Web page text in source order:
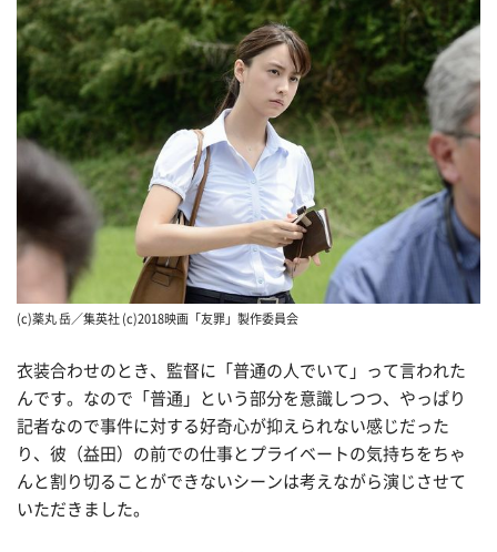
(c)薬丸 岳／集英社 (c)2018映画「友罪」製作委員会
衣装合わせのとき、監督に「普通の人でいて」って言われた
んです。なので「普通」という部分を意識しつつ、やっぱり
記者なので事件に対する好奇心が抑えられない感じだった
り、彼（益田）の前での仕事とプライベートの気持ちをちゃ
んと割り切ることができないシーンは考えながら演じさせて
いただきました。